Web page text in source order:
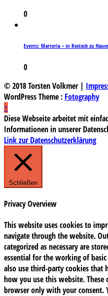
0
Events: Marteria – in Rostock zu
0
© 2018 Torsten Volkmer |
WordPress Theme : Fotography
↑
Diese Webseite arbeitet mit
Informationen in unserer
Link zur Datenschutzerklärung
Schließen
Privacy Overview
This website uses cookies to
navigate through the website.
categorized as necessary are
essential for the working of
also use third-party cookies that
how you use this website.
browser only with your consent.